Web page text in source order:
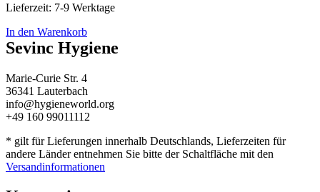
Lieferzeit: 7-9 Werktage
In den Warenkorb
Sevinc Hygiene
Marie-Curie Str. 4
36341 Lauterbach
info@hygieneworld.org
+49 160 99011112
* gilt für Lieferungen innerhalb Deutschlands, Lieferzeiten für
andere Länder entnehmen Sie bitte der Schaltfläche mit den
Versandinformationen